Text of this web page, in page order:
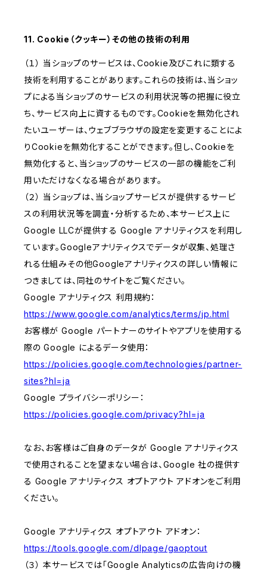
11. Cookie（クッキー）その他の技術の利用
（１） 当ショップのサービスは、Cookie及びこれに類する
技術を利用することがあります。これらの技術は、当ショッ
プによる当ショップのサービスの利用状況等の把握に役立
ち、サービス向上に資するものです。Cookieを無効化され
たいユーザーは、ウェブブラウザの設定を変更することによ
りCookieを無効化することができます。但し、Cookieを
無効化すると、当ショップのサービスの一部の機能をご利
用いただけなくなる場合があります。
（２） 当ショップは、当ショップサービスが提供するサービ
スの利用状況等を調査・分析するため、本サービス上に
Google LLCが提供する Google アナリティクスを利用し
ています。Googleアナリティクスでデータが収集、処理さ
れる仕組みその他Googleアナリティクスの詳しい情報に
つきましては、同社のサイトをご覧ください。
Google アナリティクス 利用規約：
https://www.google.com/analytics/terms/jp.html
お客様が Google パートナーのサイトやアプリを使用する
際の Google によるデータ使用：
https://policies.google.com/technologies/partner-
sites?hl=ja
Google プライバシーポリシー：
https://policies.google.com/privacy?hl=ja
なお、お客様はご自身のデータが Google アナリティクス
で使用されることを望まない場合は、Google 社の提供す
る Google アナリティクス オプトアウト アドオンをご利用
ください。
Google アナリティクス オプトアウト アドオン：
https://tools.google.com/dlpage/gaoptout
（３） 本サービスでは「Google Analyticsの広告向けの機